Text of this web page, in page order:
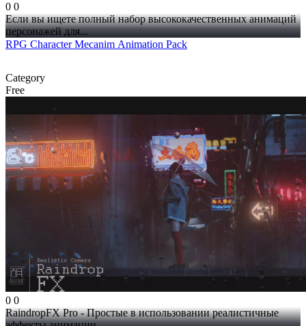
0 0
Если вы ищете полный набор высококачественных анимаций
персонажей для...
RPG Character Mecanim Animation Pack
Category
Free
0 0
RaindropFX Pro - Простые в использовании реалистичные